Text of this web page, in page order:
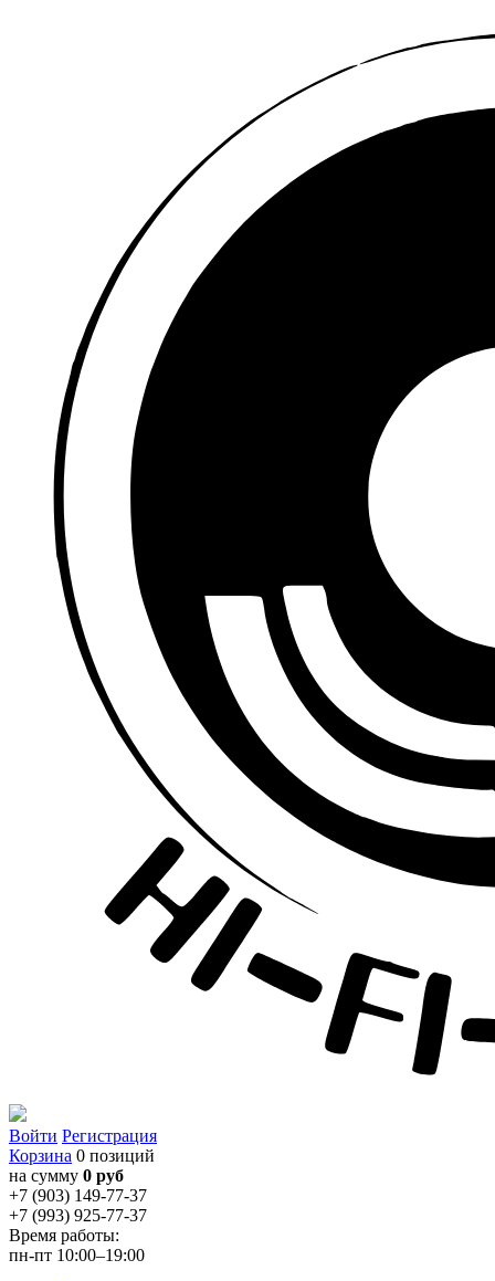
Войти Регистрация
Корзина 0 позиций
на сумму 0 руб
+7 (903) 149-77-37
+7 (993) 925-77-37
Время работы:
пн-пт 10:00–19:00